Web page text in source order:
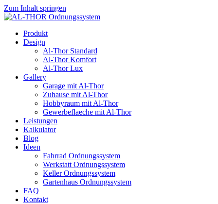
Zum Inhalt springen
Produkt
Design
Al-Thor Standard
Al-Thor Komfort
Al-Thor Lux
Gallery
Garage mit Al-Thor
Zuhause mit Al-Thor
Hobbyraum mit Al-Thor
Gewerbeflaeche mit Al-Thor
Leistungen
Kalkulator
Blog
Ideen
Fahrrad Ordnungssystem
Werkstatt Ordnungssystem
Keller Ordnungssystem
Gartenhaus Ordnungssystem
FAQ
Kontakt